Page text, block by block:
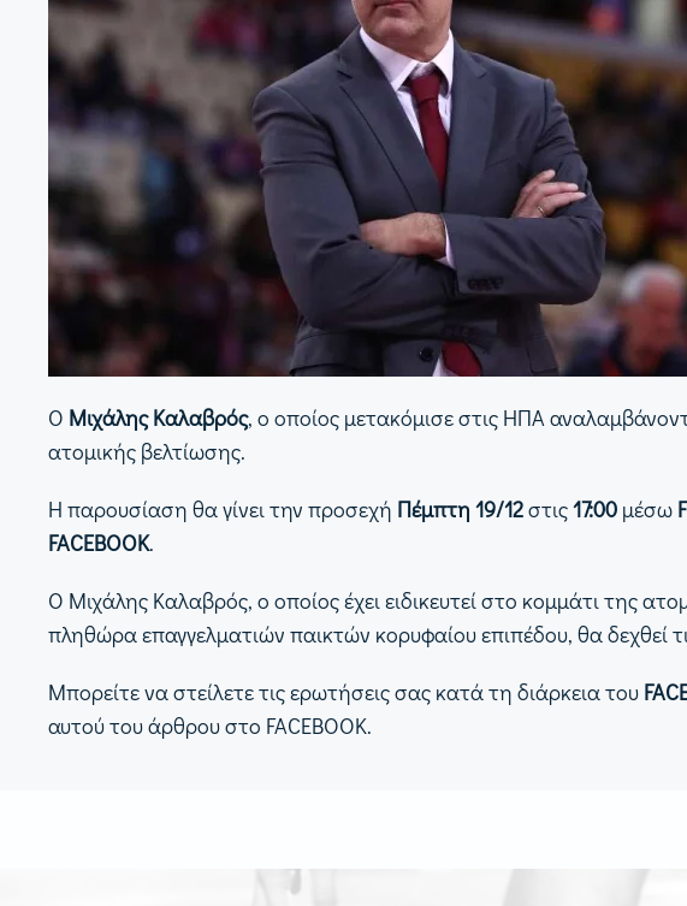
Ο Μιχάλης Καλαβρός, ο οποίος μετακόμισε στις ΗΠΑ
ατομικής βελτίωσης.
Η παρουσίαση θα γίνει την προσεχή Πέμπτη 19/12στις17:00 μέσω
FACEBOOK.
Ο Μιχάλης Καλαβρός, ο οποίος έχει ειδικευτεί στο κομμάτι της
πληθώρα επαγγελματιών παικτών κορυφαίου επιπέδου, θα δεχθεί
Μπορείτε να στείλετε τις ερωτήσεις σας κατά τη διάρκεια του
αυτού του άρθρου στο FACEBOOK.